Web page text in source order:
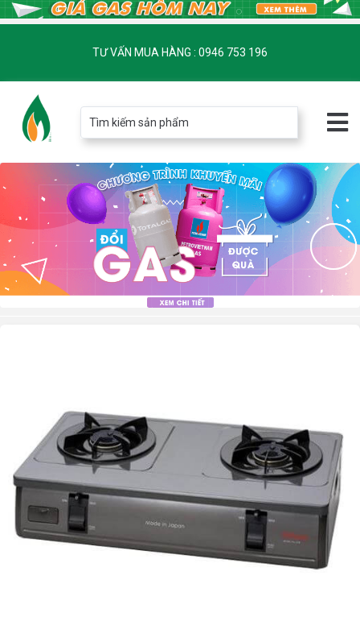
TƯ VẤN MUA HÀNG : 0946 753 196